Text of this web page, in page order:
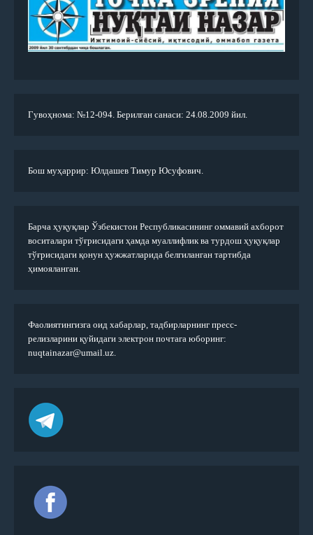
Гувоҳнома: №12-094. Берилган санаси: 24.08.2009 йил.
Бош муҳаррир: Юлдашев Тимур Юсуфович.
Барча ҳуқуқлар Ўзбекистон Республикасининг оммавий ахборот
воситалари тўғрисидаги ҳамда муаллифлик ва турдош ҳуқуқлар
тўғрисидаги қонун ҳужжатларида белгиланган тартибда
ҳимояланган.
Фаолиятингизга оид хабарлар, тадбирларнинг пресс-
релизларини қуйидаги электрон почтага юборинг:
nuqtainazar@umail.uz.